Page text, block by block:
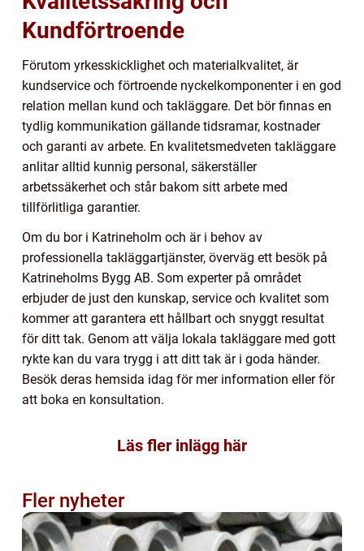
Kundförtroende
Förutom yrkesskicklighet och materialkvalitet, är
kundservice och förtroende nyckelkomponenter i en god
relation mellan kund och takläggare. Det bör finnas en
tydlig kommunikation gällande tidsramar, kostnader
och garanti av arbete. En kvalitetsmedveten takläggare
anlitar alltid kunnig personal, säkerställer
arbetssäkerhet och står bakom sitt arbete med
tillförlitliga garantier.
Om du bor i Katrineholm och är i behov av
professionella takläggartjänster, överväg ett besök på
Katrineholms Bygg AB. Som experter på området
erbjuder de just den kunskap, service och kvalitet som
kommer att garantera ett hållbart och snyggt resultat
för ditt tak. Genom att välja lokala takläggare med gott
rykte kan du vara trygg i att ditt tak är i goda händer.
Besök deras hemsida idag för mer information eller för
att boka en konsultation.
Läs fler inlägg här
Fler nyheter